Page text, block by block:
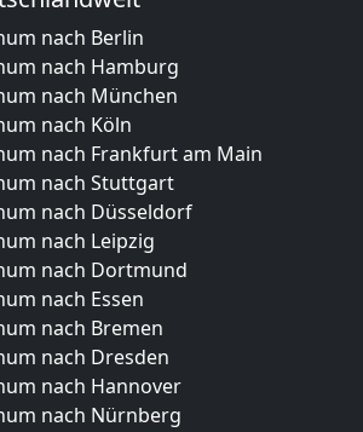
nach Berlin
nach Hamburg
nach München
nach Köln
nach Frankfurt am Main
nach Stuttgart
nach Düsseldorf
nach Leipzig
nach Dortmund
nach Essen
nach Bremen
nach Dresden
nach Hannover
nach Nürnberg